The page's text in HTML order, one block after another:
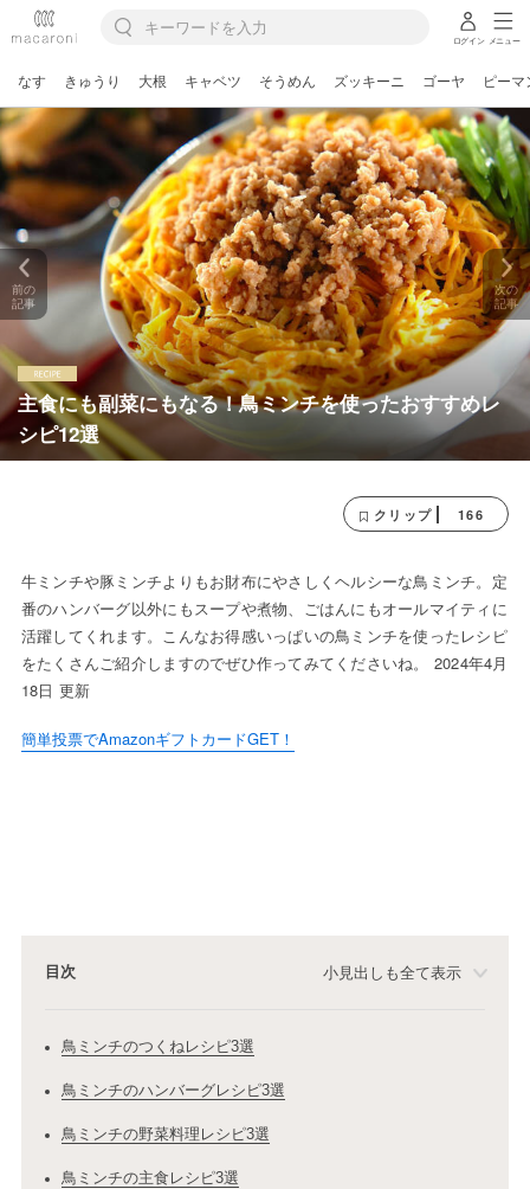
ログイン メニュー
なす きゅうり 大根 キャベツ そうめん ズッキーニ ゴーヤ ピーマ
主食にも副菜にもなる！鳥ミンチを使ったおすすめレ
シピ12選
前の
記事
次の
記事
クリップ 166
牛ミンチや豚ミンチよりもお財布にやさしくヘルシーな鳥ミンチ。定
番のハンバーグ以外にもスープや煮物、ごはんにもオールマイティに
活躍してくれます。こんなお得感いっぱいの鳥ミンチを使ったレシピ
をたくさんご紹介しますのでぜひ作ってみてくださいね。 2024年4月
18日 更新
簡単投票でAmazonギフトカードGET！
目次 小見出しも全て表示
鳥ミンチのつくねレシピ3選
鳥ミンチのハンバーグレシピ3選
鳥ミンチの野菜料理レシピ3選
鳥ミンチの主食レシピ3選